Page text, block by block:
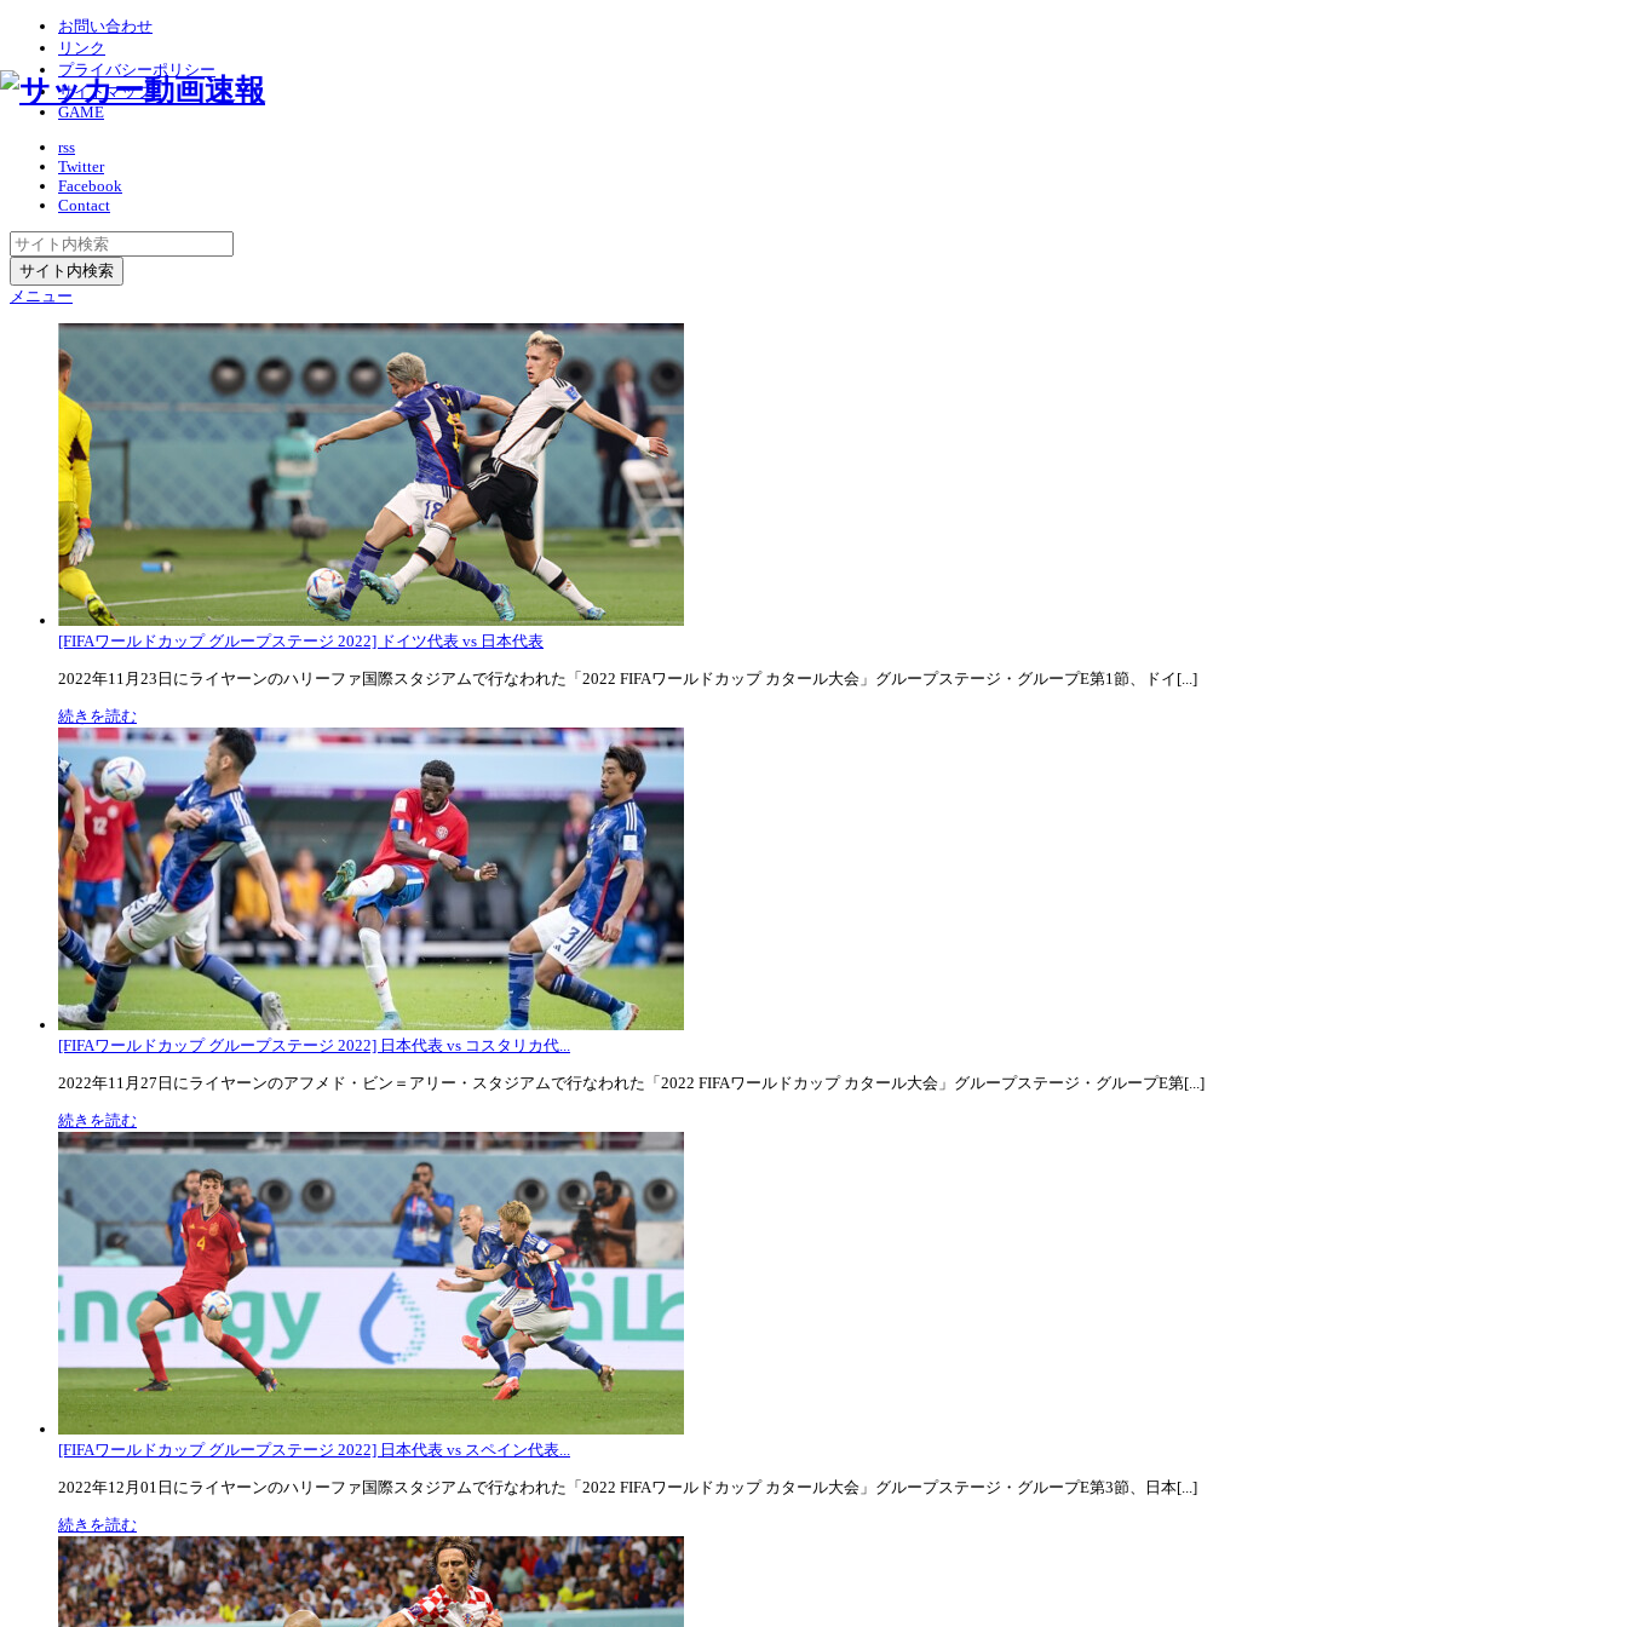
お問い合わせ
リンク
プライバシーポリシー
サイトマップ
GAME
rss
Twitter
Facebook
Contact
メニュー
[FIFAワールドカップ グループステージ 2022] ドイツ代表 vs 日本代表
2022年11月23日にライヤーンのハリーファ国際スタジアムで行なわれた「2022 FIFAワールドカップ カタール大会」グループステージ・グループE第1節、ドイ[...]
続きを読む
[FIFAワールドカップ グループステージ 2022] 日本代表 vs コスタリカ代...
2022年11月27日にライヤーンのアフメド・ビン＝アリー・スタジアムで行なわれた「2022 FIFAワールドカップ カタール大会」グループステージ・グループE第[...]
続きを読む
[FIFAワールドカップ グループステージ 2022] 日本代表 vs スペイン代表...
2022年12月01日にライヤーンのハリーファ国際スタジアムで行なわれた「2022 FIFAワールドカップ カタール大会」グループステージ・グループE第3節、日本[...]
続きを読む